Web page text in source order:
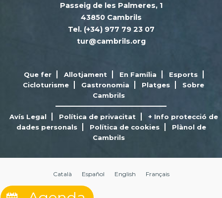
Passeig de les Palmeres, 1
43850 Cambrils
Tel. (+34) 977 79 23 07
tur@cambrils.org
Que fer Allotjament En Família
Esports
Cicloturisme
Gastronomia Platges
Sobre
Cambrils
Avís Legal Política de privacitat
+ Info protecció de
dades personals
Política de cookies
Plànol de
Cambrils
Català Español English Français